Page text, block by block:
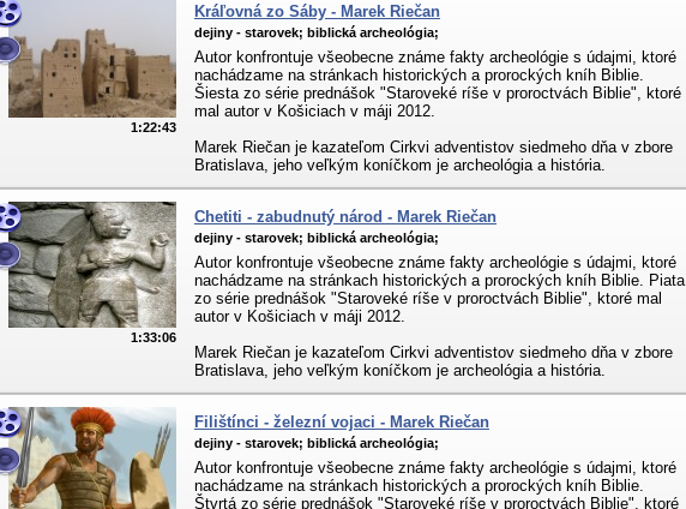
1:22:43
Kráľovná zo Sáby - Marek Riečan
dejiny - starovek; biblická archeológia;
Autor konfrontuje všeobecne známe fakty archeológie s údajmi, ktoré
nachádzame na stránkach historických a prorockých kníh Biblie.
Šiesta zo série prednášok "Staroveké ríše v proroctvách Biblie", ktoré
mal autor v Košiciach v máji 2012.
Marek Riečan je kazateľom Cirkvi adventistov siedmeho dňa v zbore
Bratislava, jeho veľkým koníčkom je archeológia a história.
1:33:06
Chetiti - zabudnutý národ - Marek Riečan
dejiny - starovek; biblická archeológia;
Autor konfrontuje všeobecne známe fakty archeológie s údajmi, ktoré
nachádzame na stránkach historických a prorockých kníh Biblie. Piata
zo série prednášok "Staroveké ríše v proroctvách Biblie", ktoré mal
autor v Košiciach v máji 2012.
Marek Riečan je kazateľom Cirkvi adventistov siedmeho dňa v zbore
Bratislava, jeho veľkým koníčkom je archeológia a história.
Filištínci - železní vojaci - Marek Riečan
dejiny - starovek; biblická archeológia;
Autor konfrontuje všeobecne známe fakty archeológie s údajmi, ktoré
nachádzame na stránkach historických a prorockých kníh Biblie.
Štvrtá zo série prednášok "Staroveké ríše v proroctvách Biblie", ktoré